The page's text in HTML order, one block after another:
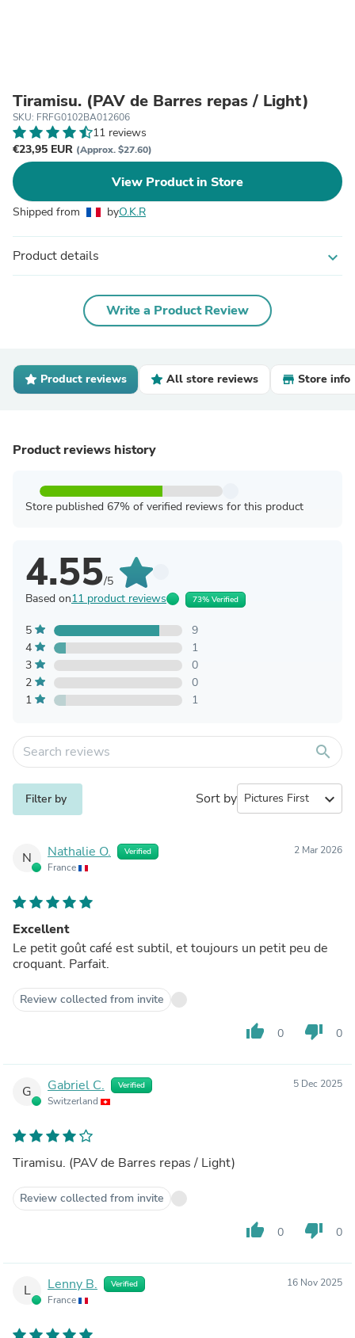
Tiramisu. (PAV de Barres repas / Light)
SKU: FRFG0102BA012606
11 reviews
€23,95 EUR (Approx. $27.60)
View Product in Store
Shipped from byO.K.R
Product details expand_more
Write a Product Review
Product reviews All store reviews Store info
Product reviews history
Store published 67% of verified reviews for this product
4.55/5
Based on11 product reviews 73% Verified
5
9
4
1
3
0
2
0
1
1
search
Filter by Sort by expand_more
N Nathalie O. Verified
France
2 Mar 2026
Excellent
Le petit goût café est subtil, et toujours un petit peu de
croquant. Parfait.
Review collected from invite
thumb_up 0 thumb_down 0
G Gabriel C. Verified
Switzerland
5 Dec 2025
Tiramisu. (PAV de Barres repas / Light)
Review collected from invite
thumb_up 0 thumb_down 0
L Lenny B. Verified
France
16 Nov 2025